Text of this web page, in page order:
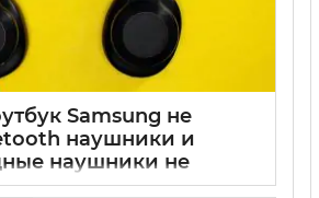
Samsung не
наушники и
наушники не
на компьютере